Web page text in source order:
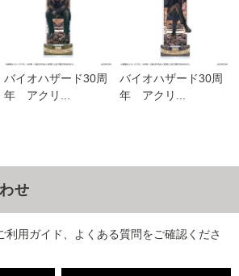
バイオハザード30周
年 アクリ...
バイオハザード30周
年 アクリ...
せ
利用ガイド、よくある質問をご確認くださ